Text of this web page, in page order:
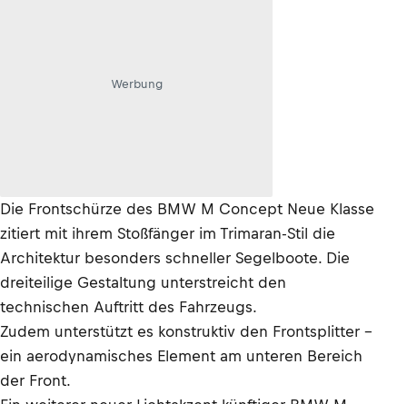
Werbung
Die Frontschürze des BMW M Concept Neue Klasse
zitiert mit ihrem Stoßfänger im Trimaran-Stil die
Architektur besonders schneller Segelboote. Die
dreiteilige Gestaltung unterstreicht den
technischen Auftritt des Fahrzeugs.
Zudem unterstützt es konstruktiv den Frontsplitter –
ein aerodynamisches Element am unteren Bereich
der Front.